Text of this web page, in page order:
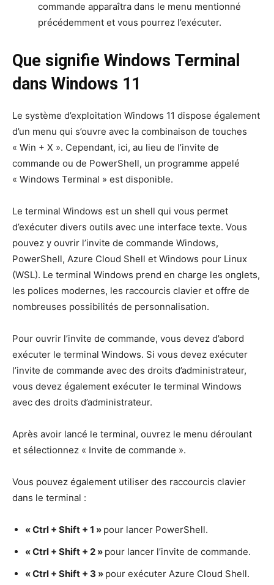
commande apparaîtra dans le menu mentionné
précédemment et vous pourrez l’exécuter.
Que signifie Windows Terminal
dans Windows 11
Le système d’exploitation Windows 11 dispose également
d’un menu qui s’ouvre avec la combinaison de touches
« Win + X ». Cependant, ici, au lieu de l’invite de
commande ou de PowerShell, un programme appelé
« Windows Terminal » est disponible.
Le terminal Windows est un shell qui vous permet
d’exécuter divers outils avec une interface texte. Vous
pouvez y ouvrir l’invite de commande Windows,
PowerShell, Azure Cloud Shell et Windows pour Linux
(WSL). Le terminal Windows prend en charge les onglets,
les polices modernes, les raccourcis clavier et offre de
nombreuses possibilités de personnalisation.
Pour ouvrir l’invite de commande, vous devez d’abord
exécuter le terminal Windows. Si vous devez exécuter
l’invite de commande avec des droits d’administrateur,
vous devez également exécuter le terminal Windows
avec des droits d’administrateur.
Après avoir lancé le terminal, ouvrez le menu déroulant
et sélectionnez « Invite de commande ».
Vous pouvez également utiliser des raccourcis clavier
dans le terminal :
« Ctrl + Shift + 1 » pour lancer PowerShell.
« Ctrl + Shift + 2 » pour lancer l’invite de commande.
« Ctrl + Shift + 3 » pour exécuter Azure Cloud Shell.